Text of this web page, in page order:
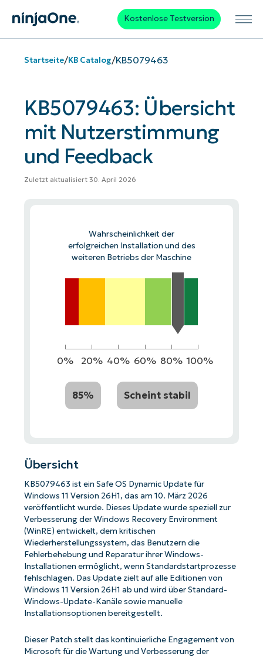
Kostenlose Testversion
Startseite/KB Catalog/KB5079463
KB5079463: Übersicht
mit Nutzerstimmung
und Feedback
Zuletzt aktualisiert 30. April 2026
Wahrscheinlichkeit der
erfolgreichen Installation und des
weiteren Betriebs der Maschine
0% 20% 40% 60% 80% 100%
85% Scheint stabil
Übersicht
KB5079463 ist ein Safe OS Dynamic Update für
Windows 11 Version 26H1, das am 10. März 2026
veröffentlicht wurde. Dieses Update wurde speziell zur
Verbesserung der Windows Recovery Environment
(WinRE) entwickelt, dem kritischen
Wiederherstellungssystem, das Benutzern die
Fehlerbehebung und Reparatur ihrer Windows-
Installationen ermöglicht, wenn Standardstartprozesse
fehlschlagen. Das Update zielt auf alle Editionen von
Windows 11 Version 26H1 ab und wird über Standard-
Windows-Update-Kanäle sowie manuelle
Installationsoptionen bereitgestellt.
Dieser Patch stellt das kontinuierliche Engagement von
Microsoft für die Wartung und Verbesserung der